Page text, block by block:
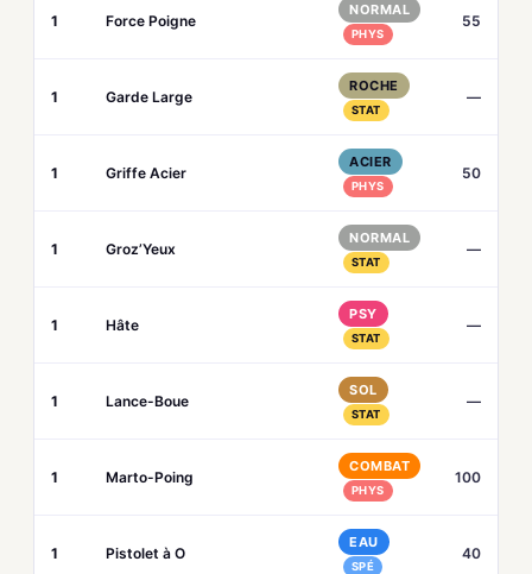
1 Force Poigne
NORMAL
PHYS
55
1 Garde Large
ROCHE
STAT
—
1 Griffe Acier
ACIER
PHYS
50
1 Groz’Yeux
NORMAL
STAT
—
1 Hâte
PSY
STAT
—
1 Lance-Boue
SOL
STAT
—
1 Marto-Poing
COMBAT
PHYS
100
1 Pistolet à O
EAU
SPÉ
40